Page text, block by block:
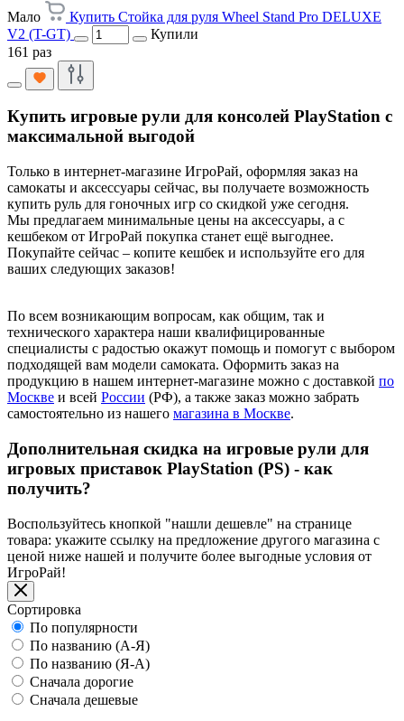
Мало
Купить Стойка для руля Wheel Stand Pro DELUXE
V2 (T-GT)
Купили
161 раз
Купить игровые рули для консолей PlayStation с
максимальной выгодой
Только в интернет-магазине ИгроРай, оформляя заказ на
самокаты и аксессуары сейчас, вы получаете возможность
купить руль для гоночных игр со скидкой уже сегодня.
Мы предлагаем минимальные цены на аксессуары, а с
кешбеком от ИгроРай покупка станет ещё выгоднее.
Покупайте сейчас – копите кешбек и используйте его для
ваших следующих заказов!
По всем возникающим вопросам, как общим, так и
технического характера наши квалифицированные
специалисты с радостью окажут помощь и помогут с выбором
подходящей вам модели самоката. Оформить заказ на
продукцию в нашем интернет-магазине можно с доставкой по
Москве и всей России (РФ), а также заказ можно забрать
самостоятельно из нашего магазина в Москве.
Дополнительная скидка на игровые рули для
игровых приставок PlayStation (PS) - как
получить?
Воспользуйтесь кнопкой "нашли дешевле" на странице
товара: укажите ссылку на предложение другого магазина с
ценой ниже нашей и получите более выгодные условия от
ИгроРай!
Сортировка
По популярности
По названию (А-Я)
По названию (Я-А)
Сначала дорогие
Сначала дешевые